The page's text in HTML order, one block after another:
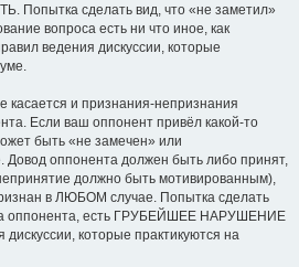
Попытка сделать вид, что «не заметил»
вопроса есть ни что иное, как
ведения дискуссии, которые
касается и признания-непризнания
Если ваш оппонент привёл какой-то
быть «не замечен» или
Довод оппонента должен быть либо принят,
должно быть мотивированным),
в ЛЮБОМ случае. Попытка сделать
оппонента, есть ГРУБЕЙШЕЕ НАРУШЕНИЕ
дискуссии, которые практикуются на